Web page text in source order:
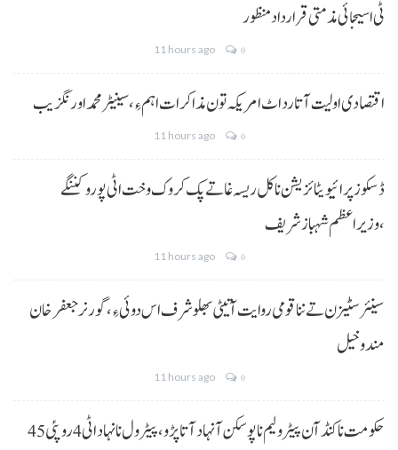
ٹی اسیجائی مذمتی قرارداد منظور
11 hours ago 0
اقتصادی اولیت آتا رد اٹ امریکہ تون مذاکرات اہم ءِ،سینیٹر محمد اورنگزیب
11 hours ago 0
ڈسکوز پرائیویٹائزیشن نا کل ریسہ غاتے پک کروک وخت اٹی پورو کننگے
،وزیراعظم شہباز شریف
11 hours ago 0
سینئر سٹیزن تے ننا قومی روایت آتیٹی بھلو شرف اس دوئی ءِ،گورنر جعفرخان
مندوخیل
11 hours ago 0
حکومت نا کنڈ آن پیٹرولیم نا پوسکن آ نہاد آتا پڑو،پیٹرول نا نہاد اٹی 4 روپئی 45